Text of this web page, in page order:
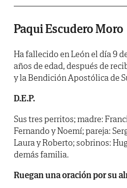
Paqui Escudero Moro
Ha fallecido en León el día 9
años de edad, después de
y la Bendición Apostólica de
D.E.P.
Sus tres perritos; madre:
Fernando y Noemí; pareja:
Laura y Roberto; sobrinos:
demás familia.
Ruegan una oración por su